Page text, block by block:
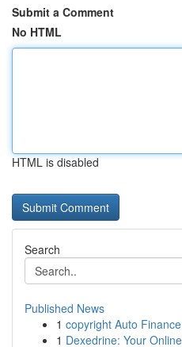
Submit a Comment
No HTML
HTML is disabled
Search
Published News
1 copyright Auto
1 Dexedrine: Your